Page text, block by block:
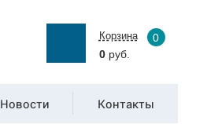
Корзина
0
0руб.
Новости Контакты